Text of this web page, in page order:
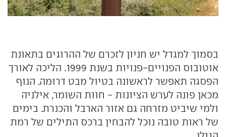
בסמוך למגדל יש חניון לזכרם של ההרוגים בתאונת
אוטובוס הפנויים-פנויות בשנת 1999. הליכה לאורך
הפסגה תאפשר לראשונה בטיול מבט דרומה. הנוף
מכאן פונה לערש הציונות - חוות השומר, אילניה
ולמי שיביט מזרחה גם אזור הארבל והכנרת. בימים
של ראות טובה נוכל להבחין ברכס התילים של רמת